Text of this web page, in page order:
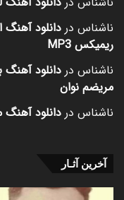
ناشناس دردانلود
ریمیکس MP3
ناشناس در دانلود
مریضم نوان
ناشناس در دانلود آهنگ
آخرین آثـار